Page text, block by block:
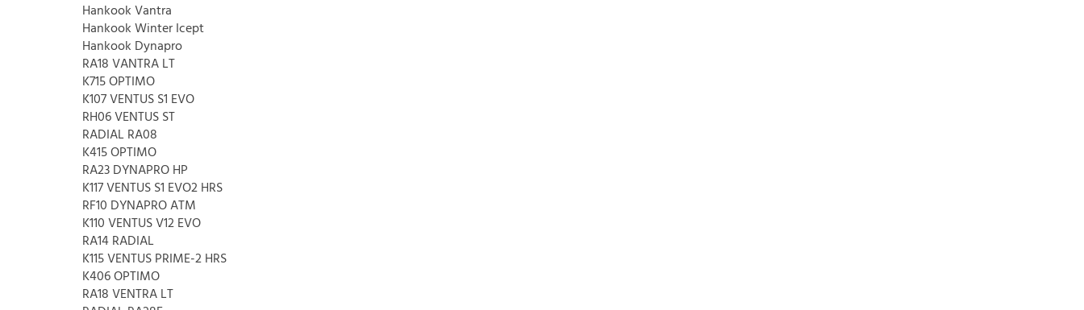
Hankook Vantra
Hankook Winter Icept
Hankook Dynapro
RA18 VANTRA LT
K715 OPTIMO
K107 VENTUS S1 EVO
RH06 VENTUS ST
RADIAL RA08
K415 OPTIMO
RA23 DYNAPRO HP
K117 VENTUS S1 EVO2 HRS
RF10 DYNAPRO ATM
K110 VENTUS V12 EVO
RA14 RADIAL
K115 VENTUS PRIME-2 HRS
K406 OPTIMO
RA18 VENTRA LT